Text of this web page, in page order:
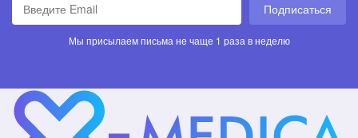
Подписаться
Мы присылаем письма не чаще 1 раза в неделю